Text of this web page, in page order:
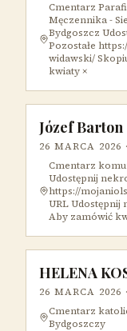
Cmentarz
Męczennika -
Bydgoszcz
Pozostałe
widawski/
kwiaty ×
Józef Barton
26 MARCA 2026
Cmentarz
Udostępnij
https://
URL
Aby zamówić
HELENA
26 MARCA 2026
Cmentarz
Bydgoszczy